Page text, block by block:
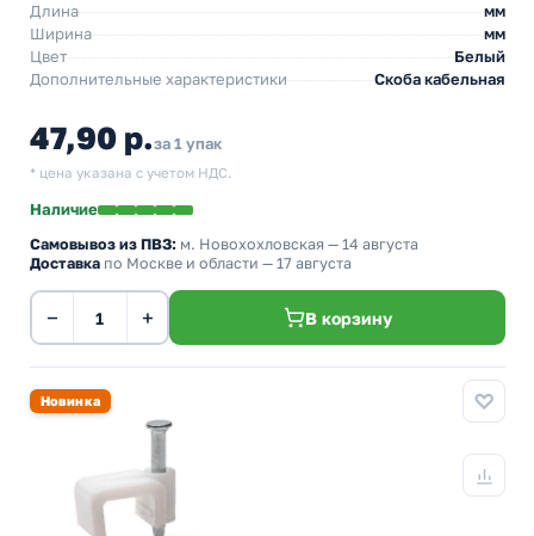
Длина
мм
Ширина
мм
Цвет
Белый
Дополнительные характеристики
Скоба кабельная
47,90 р.за 1 упак
* цена указана с учетом НДС.
Наличие
Самовывоз из ПВЗ: м. Новохохловская — 14 августа
Доставка по Москве и области — 17 августа
− + В корзину
Новинка